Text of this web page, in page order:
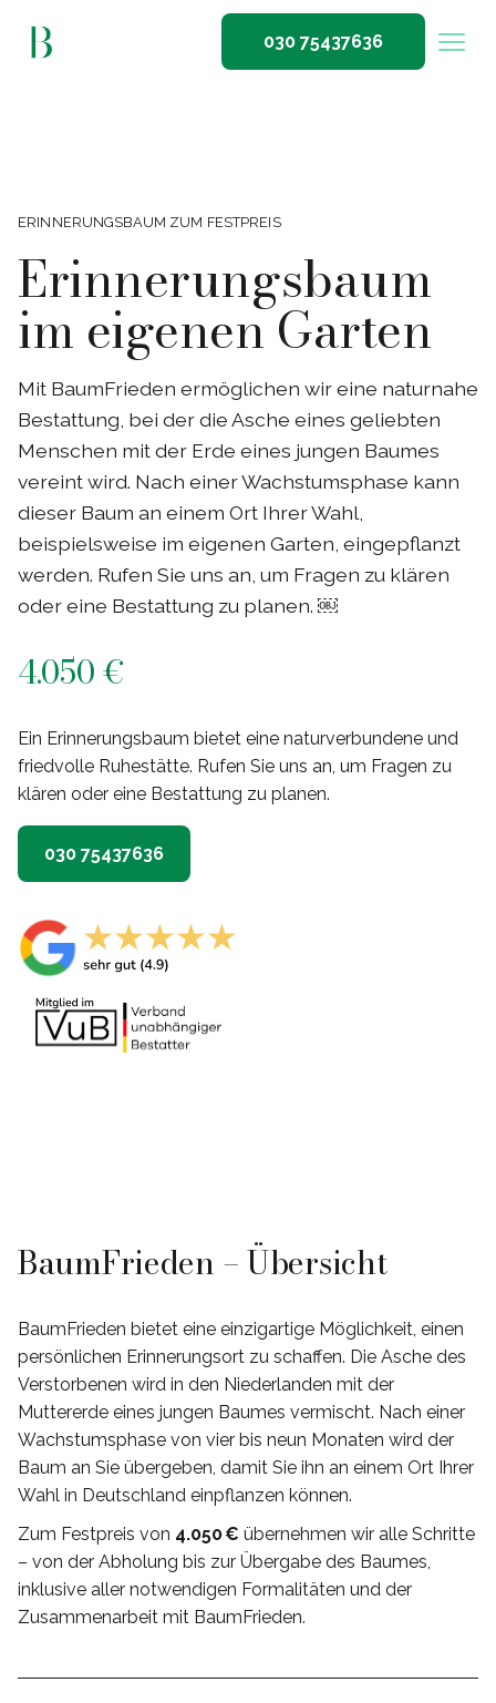
030 75437636
ERINNERUNGSBAUM ZUM FESTPREIS
Erinnerungsbaum
im eigenen Garten
Mit BaumFrieden ermöglichen wir eine naturnahe
Bestattung, bei der die Asche eines geliebten
Menschen mit der Erde eines jungen Baumes
vereint wird. Nach einer Wachstumsphase kann
dieser Baum an einem Ort Ihrer Wahl,
beispielsweise im eigenen Garten, eingepflanzt
werden. Rufen Sie uns an, um Fragen zu klären
oder eine Bestattung zu planen. ￼
4.050 €
Ein Erinnerungsbaum bietet eine naturverbundene und
friedvolle Ruhestätte. Rufen Sie uns an, um Fragen zu
klären oder eine Bestattung zu planen.
030 75437636
BaumFrieden – Übersicht
BaumFrieden bietet eine einzigartige Möglichkeit, einen
persönlichen Erinnerungsort zu schaffen. Die Asche des
Verstorbenen wird in den Niederlanden mit der
Muttererde eines jungen Baumes vermischt. Nach einer
Wachstumsphase von vier bis neun Monaten wird der
Baum an Sie übergeben, damit Sie ihn an einem Ort Ihrer
Wahl in Deutschland einpflanzen können.
Zum Festpreis von 4.050 € übernehmen wir alle Schritte
– von der Abholung bis zur Übergabe des Baumes,
inklusive aller notwendigen Formalitäten und der
Zusammenarbeit mit BaumFrieden.